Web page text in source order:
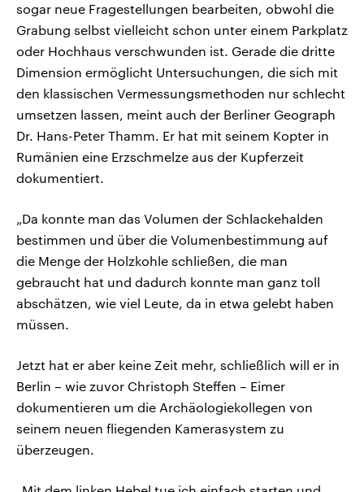
sogar neue Fragestellungen bearbeiten, obwohl die
Grabung selbst vielleicht schon unter einem Parkplatz
oder Hochhaus verschwunden ist. Gerade die dritte
Dimension ermöglicht Untersuchungen, die sich mit
den klassischen Vermessungsmethoden nur schlecht
umsetzen lassen, meint auch der Berliner Geograph
Dr. Hans-Peter Thamm. Er hat mit seinem Kopter in
Rumänien eine Erzschmelze aus der Kupferzeit
dokumentiert.
„Da konnte man das Volumen der Schlackehalden
bestimmen und über die Volumenbestimmung auf
die Menge der Holzkohle schließen, die man
gebraucht hat und dadurch konnte man ganz toll
abschätzen, wie viel Leute, da in etwa gelebt haben
müssen.
Jetzt hat er aber keine Zeit mehr, schließlich will er in
Berlin – wie zuvor Christoph Steffen – Eimer
dokumentieren um die Archäologiekollegen von
seinem neuen fliegenden Kamerasystem zu
überzeugen.